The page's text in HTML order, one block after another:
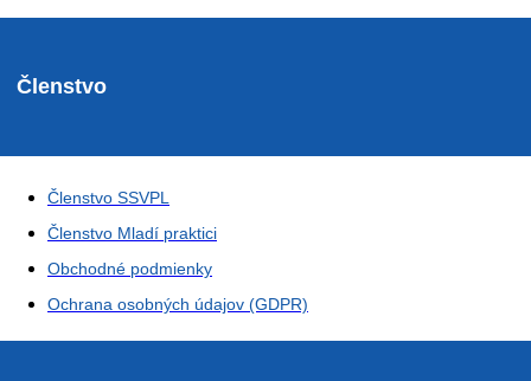
Členstvo
Členstvo SSVPL
Členstvo Mladí praktici
Obchodné podmienky
Ochrana osobných údajov (GDPR)